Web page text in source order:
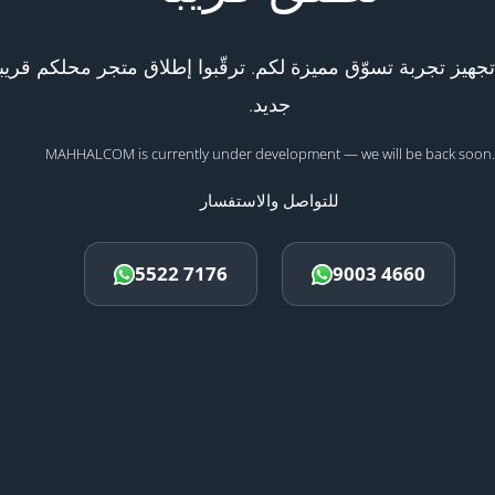
تجربة تسوّق مميزة لكم. ترقّبوا إطلاق متجر محلكم
جديد.
MAHHALCOM is currently under development — we will be back soon.
للتواصل والاستفسار
5522 7176 9003 4660